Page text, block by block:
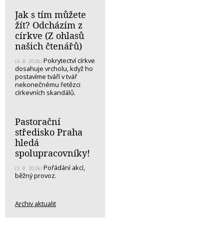
Jak s tím můžete
žít? Odcházím z
církve (Z ohlasů
našich čtenářů)
(4. 8. 2026) Pokrytectví církve
dosahuje vrcholu, když ho
postavíme tváří v tvář
nekonečnému řetězci
církevních skandálů.
Pastorační
středisko Praha
hledá
spolupracovníky!
(3. 8. 2026) Pořádání akcí,
běžný provoz.
Archiv aktualit